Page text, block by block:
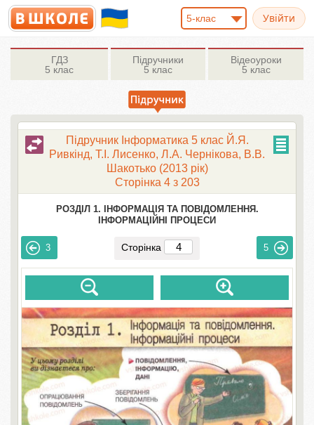
5-клас
ГДЗ
5 клас
Підручники
5 клас
Відеоуроки
5 клас
Підручник Інформатика 5 клас Й.Я.
Ривкінд, Т.І. Лисенко, Л.А. Чернікова, В.В.
Шакотько (2013 рік)
Сторінка 4 з 203
РОЗДІЛ 1. ІНФОРМАЦІЯ ТА ПОВІДОМЛЕННЯ.
ІНФОРМАЦІЙНІ ПРОЦЕСИ
3 Сторінка 5